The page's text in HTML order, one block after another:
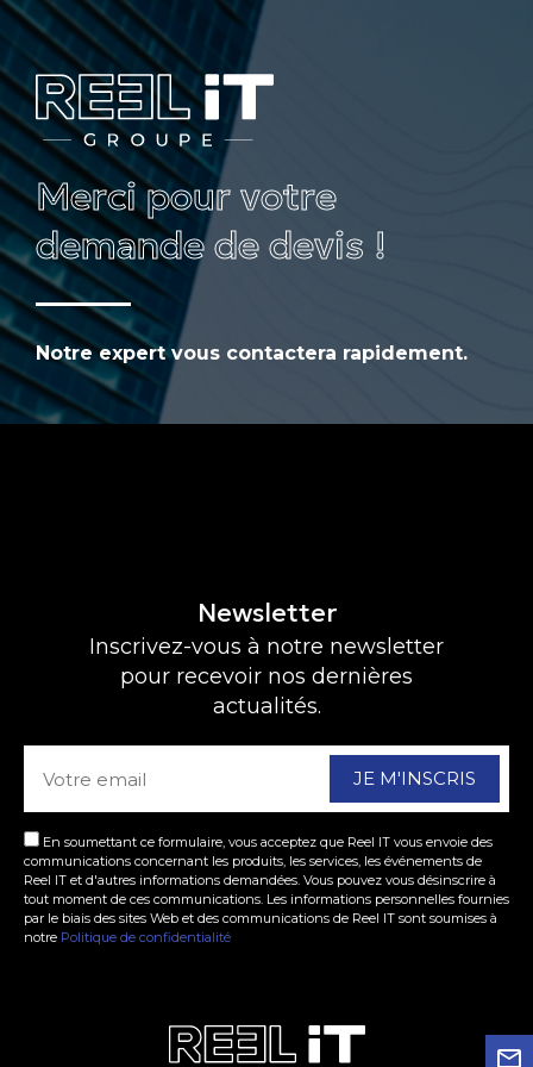
Merci pour votre
demande de devis !
Notre expert vous contactera rapidement.
Newsletter
Inscrivez-vous à notre newsletter
pour recevoir nos dernières
actualités.
E-
En soumettant ce formulaire, vous acceptez que Reel IT vous envoie des
communications concernant les produits, les services, les événements de
Reel IT et d'autres informations demandées. Vous pouvez vous désinscrire à
tout moment de ces communications. Les informations personnelles fournies
par le biais des sites Web et des communications de Reel IT sont soumises à
notre Politique de confidentialité